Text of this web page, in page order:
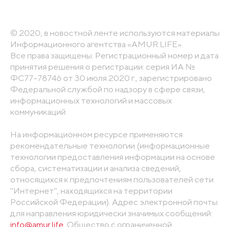
© 2020, в новостной ленте используются материалы
Информационного агентства «AMUR.LIFE».
Все права защищены. Регистрационный номер и дата
принятия решения о регистрации: серия ИА №
ФС77-78746 от 30 июля 2020 г., зарегистрировано
Федеральной службой по надзору в сфере связи,
информационных технологий и массовых
коммуникаций
На информационном ресурсе применяются
рекомендательные технологии (информационные
технологии предоставления информации на основе
сбора, систематизации и анализа сведений,
относящихся к предпочтениям пользователей сети
"Интернет", находящихся на территории
Российской Федерации). Адрес электронной почты
для направления юридически значимых сообщений:
info@amur.life . Общество с ограниченной